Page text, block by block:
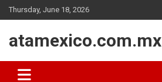
Skip
to
Thursday, June 18, 2026
atamexico.com.mx